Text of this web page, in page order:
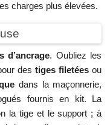
charges plus élevées.
d’ancrage. Oubliez les
destiges filetées ou
dans la maçonnerie,
fournis en kit. La
la tige et le support ; à